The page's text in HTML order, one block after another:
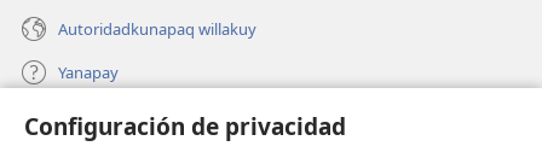
Configuración de privacidad
Autoridadkunapaq willakuy
Yanapay
Donacionta churanapaq